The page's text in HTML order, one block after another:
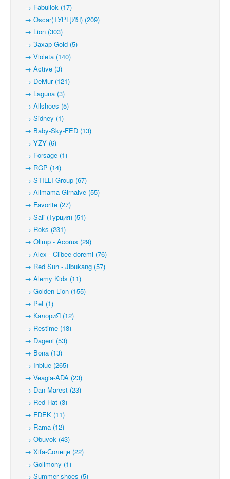
→ Fabullok (17)
→ Oscar(ТУРЦИЯ) (209)
→ Lion (303)
→ Захар-Gold (5)
→ Violeta (140)
→ Active (3)
→ DeMur (121)
→ Laguna (3)
→ Allshoes (5)
→ Sidney (1)
→ Baby-Sky-FED (13)
→ YZY (6)
→ Forsage (1)
→ RGP (14)
→ STILLI Group (67)
→ Alimama-Girnaive (55)
→ Favorite (27)
→ Sali (Турция) (51)
→ Roks (231)
→ Olimp - Acorus (29)
→ Alex - Clibee-doremi (76)
→ Red Sun - Jibukang (57)
→ Alemy Kids (11)
→ Golden Lion (155)
→ Pet (1)
→ КалориЯ (12)
→ Restime (18)
→ Dageni (53)
→ Bona (13)
→ Inblue (265)
→ Veagia-ADA (23)
→ Dan Marest (23)
→ Red Hat (3)
→ FDEK (11)
→ Rama (12)
→ Obuvok (43)
→ Xifa-Солнце (22)
→ Gollmony (1)
→ Summer shoes (5)